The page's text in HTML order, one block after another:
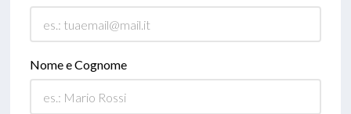
Nome e Cognome